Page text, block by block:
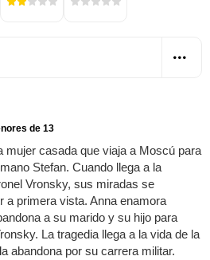
de 13
mujer casada que viaja a Moscú para
Stefan. Cuando llega a la
Vronsky, sus miradas se
a primera vista. Anna enamora
a su marido y su hijo para
La tragedia llega a la vida de la
abandona por su carrera militar.